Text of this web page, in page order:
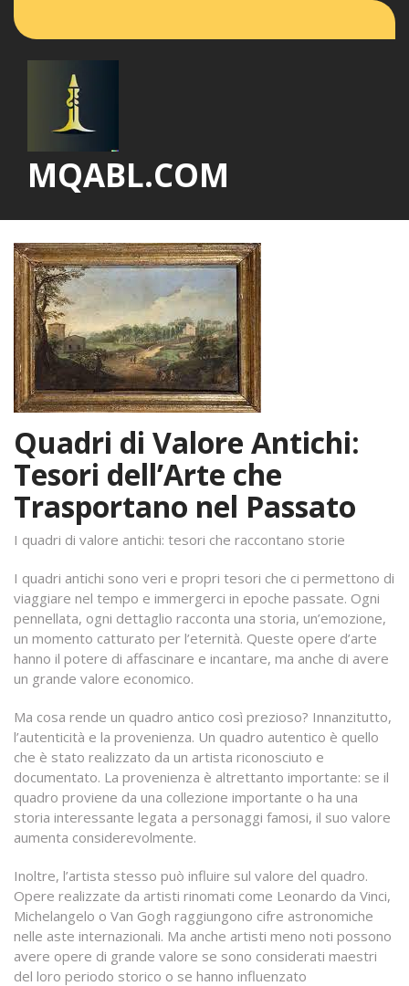
MQABL.COM
Quadri di Valore Antichi:
Tesori dell’Arte che
Trasportano nel Passato
I quadri di valore antichi: tesori che raccontano storie
I quadri antichi sono veri e propri tesori che ci permettono di
viaggiare nel tempo e immergerci in epoche passate. Ogni
pennellata, ogni dettaglio racconta una storia, un’emozione,
un momento catturato per l’eternità. Queste opere d’arte
hanno il potere di affascinare e incantare, ma anche di avere
un grande valore economico.
Ma cosa rende un quadro antico così prezioso? Innanzitutto,
l’autenticità e la provenienza. Un quadro autentico è quello
che è stato realizzato da un artista riconosciuto e
documentato. La provenienza è altrettanto importante: se il
quadro proviene da una collezione importante o ha una
storia interessante legata a personaggi famosi, il suo valore
aumenta considerevolmente.
Inoltre, l’artista stesso può influire sul valore del quadro.
Opere realizzate da artisti rinomati come Leonardo da Vinci,
Michelangelo o Van Gogh raggiungono cifre astronomiche
nelle aste internazionali. Ma anche artisti meno noti possono
avere opere di grande valore se sono considerati maestri
del loro periodo storico o se hanno influenzato